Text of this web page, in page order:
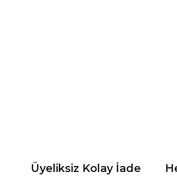
Üyeliksiz Kolay İade